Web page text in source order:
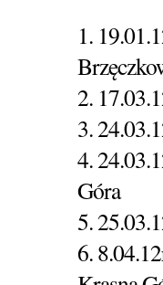
1.
2.
3.
4.
Góra
5.
6.